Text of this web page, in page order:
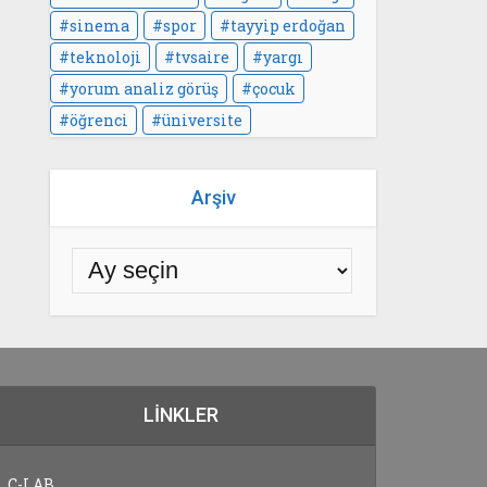
sinema
spor
tayyip erdoğan
teknoloji
tvsaire
yargı
yorum analiz görüş
çocuk
öğrenci
üniversite
Arşiv
LINKLER